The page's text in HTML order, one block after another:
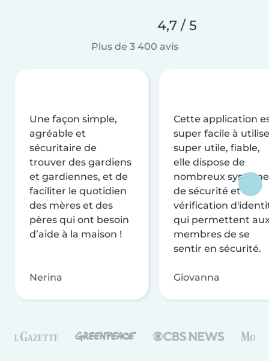
4,7 / 5
Plus de 3 400 avis
Une façon simple,
agréable et
sécuritaire de
trouver des gardiens
et gardiennes, et de
faciliter le quotidien
des mères et des
pères qui ont besoin
d’aide à la maison !
Nerina
Cette application
super facile à
super utile, fiable,
elle dispose de
nombreux
de sécurité et de
vérification
qui permettent
membres de se
sentir en sécurité.
Giovanna